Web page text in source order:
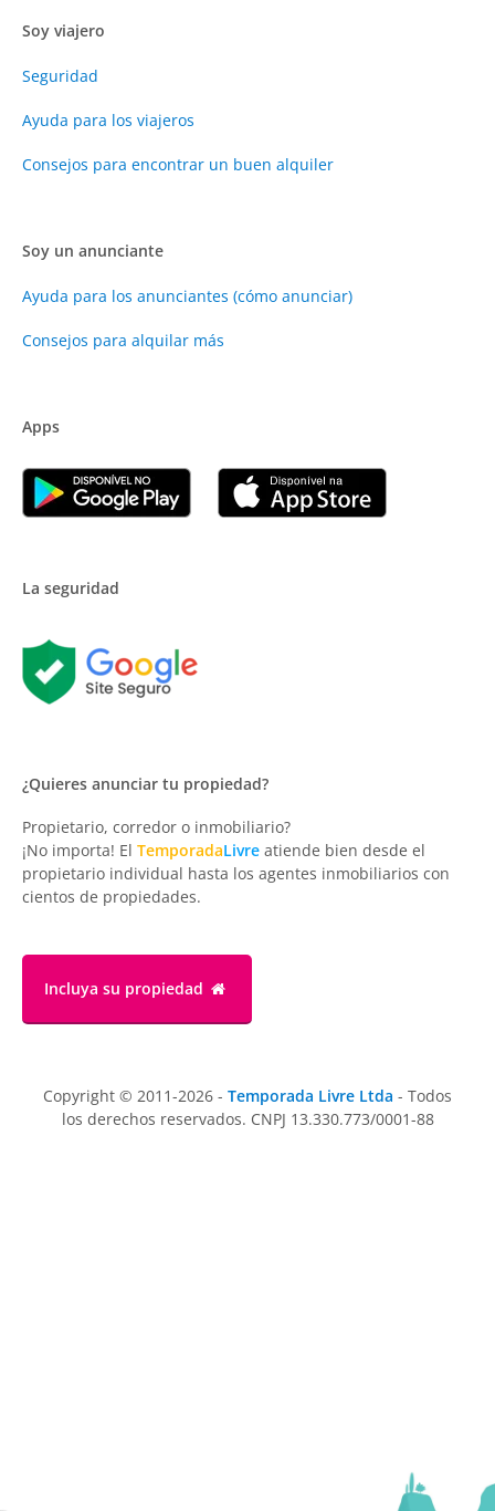
Soy viajero
Seguridad
Ayuda para los viajeros
Consejos para encontrar un buen alquiler
Soy un anunciante
Ayuda para los anunciantes (cómo anunciar)
Consejos para alquilar más
Apps
La seguridad
¿Quieres anunciar tu propiedad?
Propietario, corredor o inmobiliario?
¡No importa! El TemporadaLivre atiende bien desde el
propietario individual hasta los agentes inmobiliarios con
cientos de propiedades.
Incluya su propiedad
Copyright © 2011-2026 - Temporada Livre Ltda - Todos
los derechos reservados. CNPJ 13.330.773/0001-88